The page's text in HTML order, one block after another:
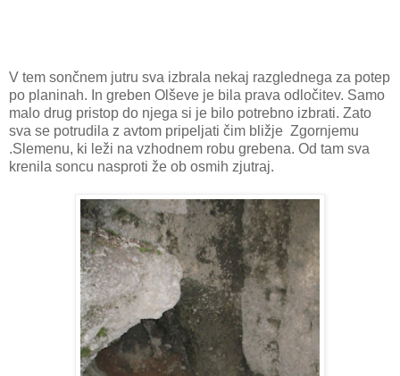
V tem sončnem jutru sva izbrala nekaj razglednega za potep
po planinah. In greben Olševe je bila prava odločitev. Samo
malo drug pristop do njega si je bilo potrebno izbrati. Zato
sva se potrudila z avtom pripeljati čim bližje Zgornjemu
.Slemenu, ki leži na vzhodnem robu grebena. Od tam sva
krenila soncu nasproti že ob osmih zjutraj.